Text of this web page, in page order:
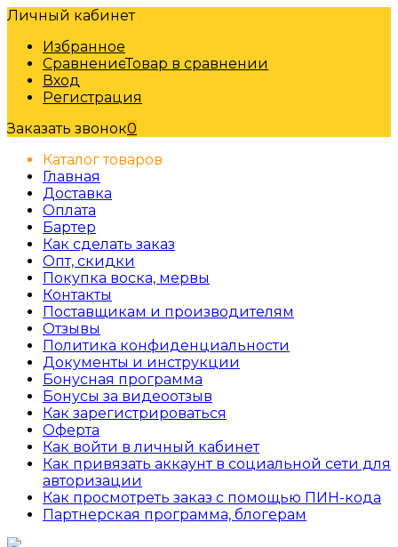
Личный кабинет
Избранное
СравнениеТовар в сравнении
Вход
Регистрация
Заказать звонок0
Каталог товаров
Главная
Доставка
Оплата
Бартер
Как сделать заказ
Опт, скидки
Покупка воска, мервы
Контакты
Поставщикам и производителям
Отзывы
Политика конфиденциальности
Документы и инструкции
Бонусная программа
Бонусы за видеоотзыв
Как зарегистрироваться
Оферта
Как войти в личный кабинет
Как привязать аккаунт в социальной сети для
авторизации
Как просмотреть заказ с помощью ПИН-кода
Партнерская программа, блогерам